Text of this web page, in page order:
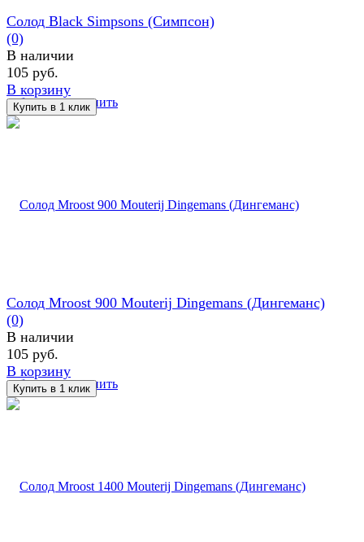
избранное сравнить
Солод Black Simpsons (Симпсон)
(0)
В наличии
105 руб.
В корзину
избранное сравнить
Солод Mroost 900 Mouterij Dingemans (Дингеманс)
(0)
В наличии
105 руб.
В корзину